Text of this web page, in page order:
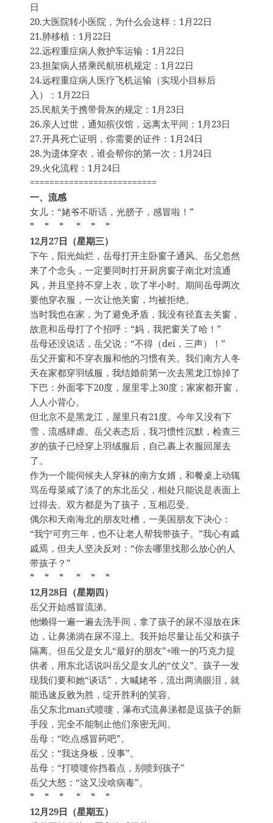
日
20.大医院转小医院，为什么会这样：1月22日
21.肺移植：1月22日
22.远程重症病人救护车运输：1月22日
23.担架病人搭乘民航班机规定：1月22日
24.远程重症病人医疗飞机运输（实现小目标后
入）：1月22日
25.民航关于携带骨灰的规定：1月23日
26.亲人过世，通知殡仪馆，远离太平间：1月23日
27.开具死亡证明，你需要的证件：1月24日
28.为遗体穿衣，谁会帮你的第一次：1月24日
29.火化流程：1月24日
==========================
一、流感
女儿：“姥爷不听话，光膀子，感冒啦！”
* * * * * *
12月27日（星期三）
下午，阳光灿烂，岳母打开主卧窗子通风。岳父忽然
来了个念头，一定要同时打开厨房窗子南北对流通
风，并且坚持不穿上衣，吹了半小时。期间岳母两次
要他穿衣服，一次让他关窗，均被拒绝。
当时我也在家，为了避免矛盾，我没有径直去关窗，
故意和岳母打了个招呼：“妈，我把窗关了哈！”
岳母还没说话，岳父说：“不得（dei，三声）！”
岳父开窗和不穿衣服和他的习惯有关。我们南方人冬
天在家都穿羽绒服，我结婚前第一次去黑龙江惊掉了
下巴：外面零下20度，屋里零上30度；家家都开窗，
人人小背心。
但北京不是黑龙江，屋里只有21度。今年又没有下
雪，流感肆虐。岳父表态后，我习惯性沉默，检查三
岁的孩子已经穿上羽绒服后，自己裹上衣服回屋去
了。
作为一个能伺候夫人穿袜的南方女婿，和餐桌上动辄
骂岳母菜咸了淡了的东北岳父，相处只能说是表面上
过得去。双方都是为了孩子，互相忍受。
偶尔和天南海北的朋友吐槽，一美国朋友下决心：
“我宁可穷三年，也不让老人帮我带孩子。”我心有戚
戚焉，但夫人坚决反对：“你去哪里找那么放心的人
带孩子？”
* * * * * *
12月28日（星期四）
岳父开始感冒流涕。
他懒得一遍一遍去洗手间，拿了孩子的尿不湿放在床
边，让鼻涕淌在尿不湿上。我开始尽量让岳父和孩子
隔离。但岳父是女儿“最好的朋友”+唯一的巧克力提
供者，用东北话说叫岳父是女儿的“仗义”。孩子一发
现我们要和她“谈话”，大喊姥爷，流出两滴眼泪，就
能迅速反败为胜，绽开胜利的笑容。
岳父东北man式喷嚏，瀑布式流鼻涕都是逗孩子的新
手段，完全不能制止他们亲密无间。
岳母：“吃点感冒药吧”。
岳父：“我这身板，没事”。
岳母：“打喷嚏你挡着点，别喷到孩子”
岳父大怒：“这又没啥病毒”。
* * * * * *
12月29日（星期五）